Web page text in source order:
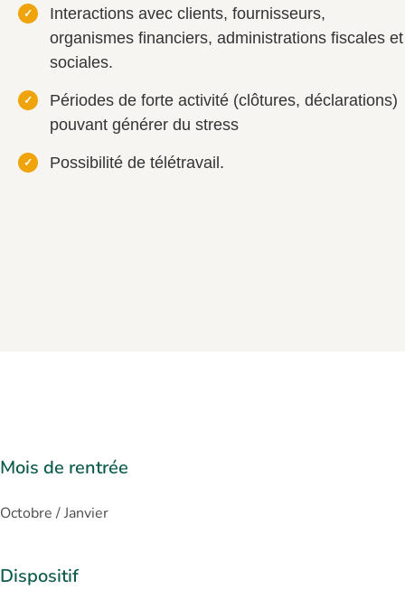
Interactions avec clients, fournisseurs,
organismes financiers, administrations fiscales et
sociales.
Périodes de forte activité (clôtures, déclarations)
pouvant générer du stress
Possibilité de télétravail.
Mois de rentrée
Octobre / Janvier
Dispositif